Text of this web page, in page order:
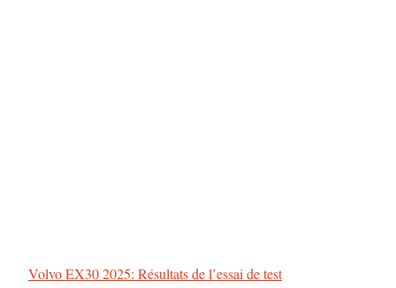
Volvo EX30 2025: Résultats de l’essai de test